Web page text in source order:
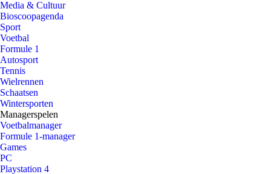
Media & Cultuur
Bioscoopagenda
Sport
Voetbal
Formule 1
Autosport
Tennis
Wielrennen
Schaatsen
Wintersporten
Managerspelen
Voetbalmanager
Formule 1-manager
Games
PC
Playstation 4